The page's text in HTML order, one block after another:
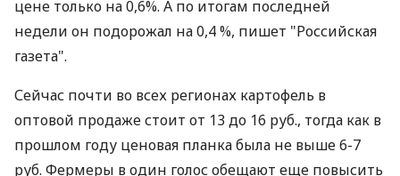
цене только на 0,6%. А по итогам последней
недели он подорожал на 0,4 %, пишет "Российская
газета".
Сейчас почти во всех регионах картофель в
оптовой продаже стоит от 13 до 16 руб., тогда как в
прошлом году ценовая планка была не выше 6-7
руб. Фермеры в один голос обещают еще повысить